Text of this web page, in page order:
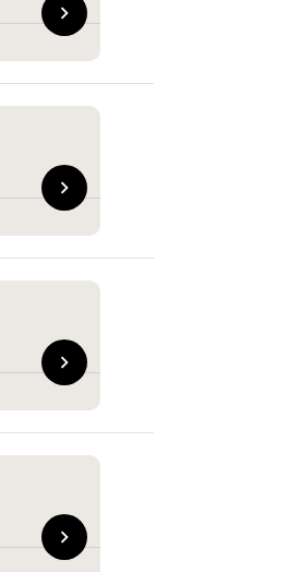
chevron_right
chevron_right
chevron_right
chevron_right